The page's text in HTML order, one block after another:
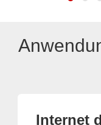
Internet